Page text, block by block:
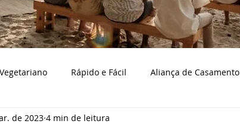
Vegetariano Rápido e Fácil Aliança de Casamento
Bodas de casamento
de 2023 4 min de leitura